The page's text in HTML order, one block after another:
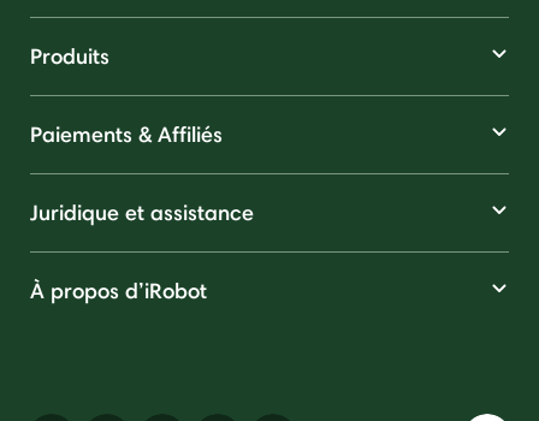
Produits
Paiements & Affiliés
Juridique et assistance
À propos d’iRobot